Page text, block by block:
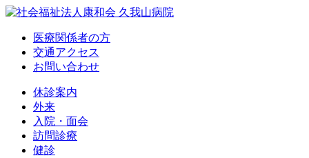
医療関係者の方
交通アクセス
お問い合わせ
休診案内
外来
入院・面会
訪問診療
健診